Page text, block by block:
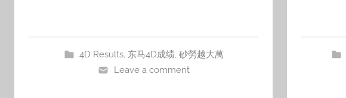
4D Results, 东马4D成绩,砂勞越大萬
Leave a comment